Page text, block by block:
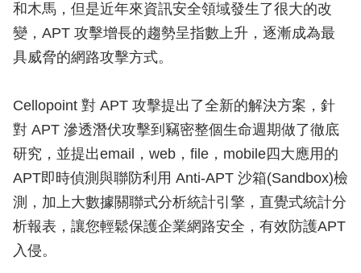
和木馬，但是近年來資訊安全領域發生了很大的改
變，APT 攻擊增長的趨勢呈指數上升，逐漸成為最
具威脅的網路攻擊方式。
Cellopoint 對 APT 攻擊提出了全新的解決方案，針
對 APT 滲透潛伏攻擊到竊密整個生命週期做了徹底
研究，並提出email，web，file，mobile四大應用的
APT即時偵測與聯防利用 Anti-APT 沙箱(Sandbox)檢
測，加上大數據關聯式分析統計引擎，直覺式統計分
析報表，讓您輕鬆保護企業網路安全，有效防護APT
入侵。